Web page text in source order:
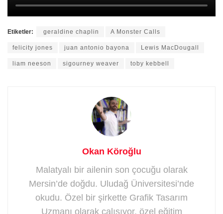
Etiketler: geraldine chaplin A Monster Calls
felicity jones juan antonio bayona Lewis MacDougall
liam neeson sigourney weaver toby kebbell
Okan Köroğlu
Malatyalı bir ailenin son çocuğu olarak
Mersin’de doğdu. Uludağ Üniversitesi’nde
okudu. Özel bir şirkette Grafik Tasarım
Uzmanı olarak çalışıyor, özel eğitim